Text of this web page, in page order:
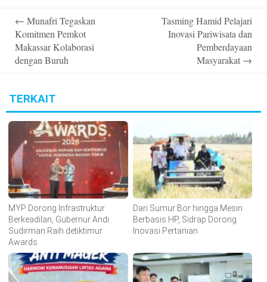
navigation
← Munafri Tegaskan
Komitmen Pemkot
Makassar Kolaborasi
dengan Buruh
Tasming Hamid Pelajari
Inovasi Pariwisata dan
Pemberdayaan
Masyarakat →
TERKAIT
MYP Dorong Infrastruktur
Berkeadilan, Gubernur Andi
Sudirman Raih detiktimur
Awards
Dari Sumur Bor hingga Mesin
Berbasis HP, Sidrap Dorong
Inovasi Pertanian